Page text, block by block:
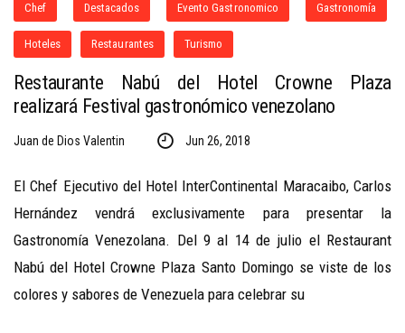
Chef Destacados Evento Gastronomico Gastronomía
Hoteles Restaurantes Turismo
Restaurante Nabú del Hotel Crowne Plaza
realizará Festival gastronómico venezolano
Juan de Dios Valentin Jun 26, 2018
El Chef Ejecutivo del Hotel InterContinental Maracaibo, Carlos
Hernández vendrá exclusivamente para presentar la
Gastronomía Venezolana. Del 9 al 14 de julio el Restaurant
Nabú del Hotel Crowne Plaza Santo Domingo se viste de los
colores y sabores de Venezuela para celebrar su